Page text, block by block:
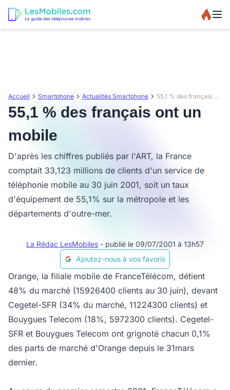
Accueil Smartphone Actualités Smartphone 55,1 % des français ont un mobile
55,1 % des français ont un
mobile
D'après les chiffres publiés par l'ART, la France
comptait 33,123 millions de clients d'un service de
téléphonie mobile au 30 juin 2001, soit un taux
d'équipement de 55,1% sur la métropole et les
départements d'outre-mer.
La Rédac LesMobiles - publié le 09/07/2001 à 13h57
Ajoutez-nous à vos favoris
Orange, la filiale mobile de FranceTélécom, détient
48% du marché (15926400 clients au 30 juin), devant
Cegetel-SFR (34% du marché, 11224300 clients) et
Bouygues Telecom (18%, 5972300 clients). Cegetel-
SFR et Bouygues Telecom ont grignoté chacun 0,1%
des parts de marché d'Orange depuis le 31mars
dernier.